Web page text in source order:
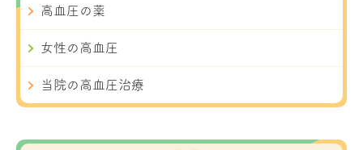
高血圧の薬
女性の高血圧
当院の高血圧治療